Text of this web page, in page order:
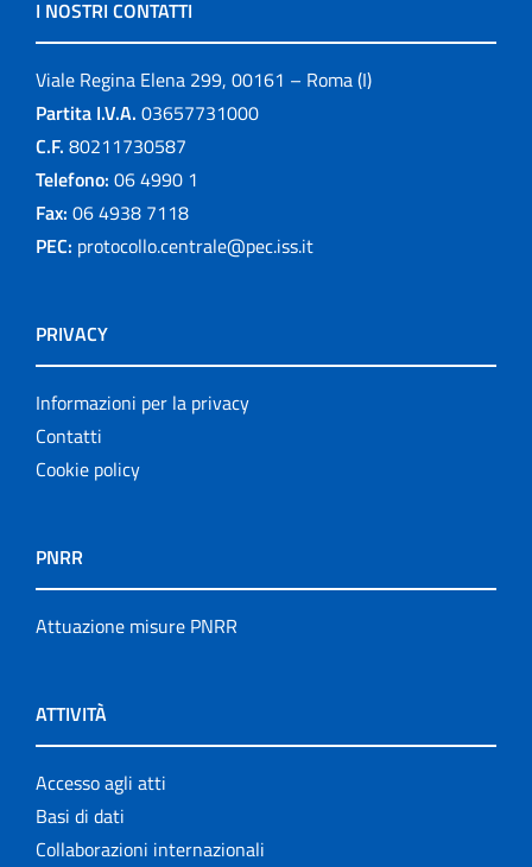
I NOSTRI CONTATTI
Viale Regina Elena 299, 00161 – Roma (I)
Partita I.V.A. 03657731000
C.F. 80211730587
Telefono: 06 4990 1
Fax: 06 4938 7118
PEC: protocollo.centrale@pec.iss.it
PRIVACY
Informazioni per la privacy
Contatti
Cookie policy
PNRR
Attuazione misure PNRR
ATTIVITÀ
Accesso agli atti
Basi di dati
Collaborazioni internazionali